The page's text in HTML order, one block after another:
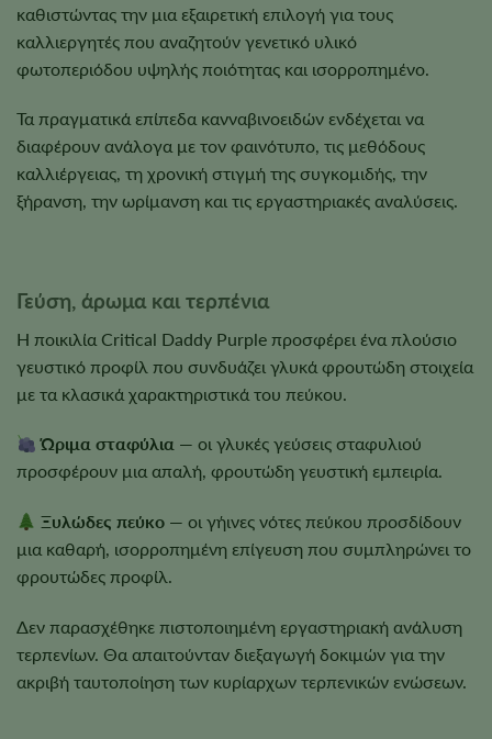
καθιστώντας την μια εξαιρετική επιλογή για τους
καλλιεργητές που αναζητούν γενετικό υλικό
φωτοπεριόδου υψηλής ποιότητας και ισορροπημένο.
Τα πραγματικά επίπεδα κανναβινοειδών ενδέχεται να
διαφέρουν ανάλογα με τον φαινότυπο, τις μεθόδους
καλλιέργειας, τη χρονική στιγμή της συγκομιδής, την
ξήρανση, την ωρίμανση και τις εργαστηριακές αναλύσεις.
Γεύση, άρωμα και τερπένια
Η ποικιλία Critical Daddy Purple προσφέρει ένα πλούσιο
γευστικό προφίλ που συνδυάζει γλυκά φρουτώδη στοιχεία
με τα κλασικά χαρακτηριστικά του πεύκου.
Ώριμα σταφύλια — οι γλυκές γεύσεις σταφυλιού
προσφέρουν μια απαλή, φρουτώδη γευστική εμπειρία.
Ξυλώδες πεύκο — οι γήινες νότες πεύκου προσδίδουν
μια καθαρή, ισορροπημένη επίγευση που συμπληρώνει το
φρουτώδες προφίλ.
Δεν παρασχέθηκε πιστοποιημένη εργαστηριακή ανάλυση
τερπενίων. Θα απαιτούνταν διεξαγωγή δοκιμών για την
ακριβή ταυτοποίηση των κυρίαρχων τερπενικών ενώσεων.